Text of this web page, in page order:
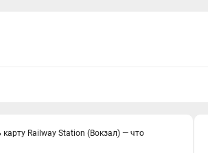
Railway Station (Вокзал) — что